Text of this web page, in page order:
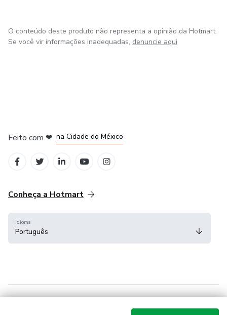
O conteúdo deste produto não representa a opinião da Hotmart.
Se você vir informações inadequadas, denuncie aqui
Feito com ❤ na Cidade do México
Conheça a Hotmart
Idioma
Português